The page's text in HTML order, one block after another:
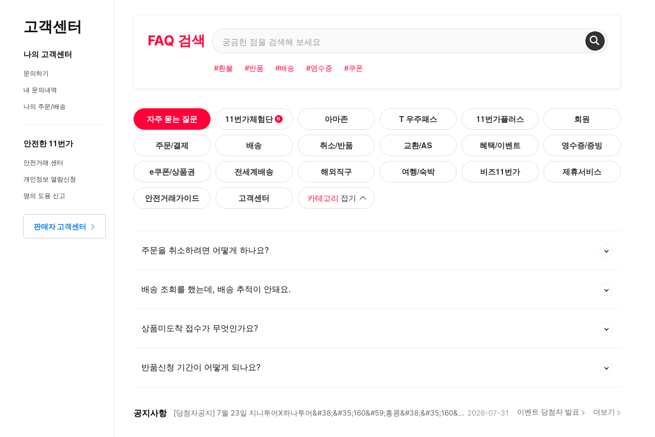
고객센터
나의 고객센터
문의하기
내 문의내역
나의 주문/배송
안전한 11번가
안전거래 센터
개인정보 열람신청
명의 도용 신고
판매자 고객센터
FAQ 검색
FAQ 검색 검색하기
#환불 #반품 #배송 #영수증 #쿠폰
FAQ 카테고리
자주 묻는 질문 11번가체험단
New
아마존 T 우주패스 11번가플러스 회원
주문/결제 배송 취소/반품 교환/AS 혜택/이벤트 영수증/증빙
e쿠폰/상품권 전세계배송 해외직구 여행/숙박 비즈11번가 제휴서비스
안전거래가이드 고객센터 카테고리 접기
주문을 취소하려면 어떻게 하나요?
배송 조회를 했는데, 배송 추적이 안돼요.
상품미도착 접수가 무엇인가요?
반품신청 기간이 어떻게 되나요?
공지사항 이벤트 당첨자 발표 더보기
[당첨자공지] 7월 23일 지니투어X하나투어&#38;&#35;160&#59;홍콩&#38;&#35;160&#59;라이브 이벤트 2026-07-31